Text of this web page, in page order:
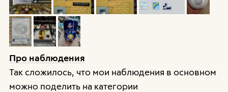
Про наблюдения
Так сложилось, что мои наблюдения в основном
можно поделить на категории